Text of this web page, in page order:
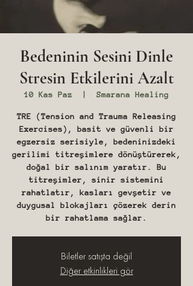
Bedeninin Sesini Dinle
Stresin Etkilerini Azalt
10 Kas Paz Smarana Healing
TRE (Tension and Trauma Releasing
Exercises), basit ve güvenli bir
egzersiz serisiyle, bedeninizdeki
gerilimi titreşimlere dönüştürerek,
doğal bir salınım yaratır. Bu
titreşimler, sinir sistemini
rahatlatır, kasları gevşetir ve
duygusal blokajları çözerek derin
bir rahatlama sağlar.
Biletler satışta değil
Diğer etkinlikleri gör